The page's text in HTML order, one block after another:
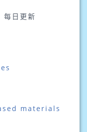
日更新
materials